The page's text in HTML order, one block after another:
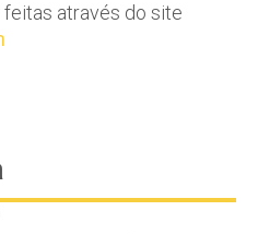
através do site